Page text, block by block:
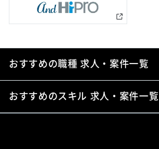
おすすめの職種 求人・案件一覧
おすすめのスキル 求人・案件一覧